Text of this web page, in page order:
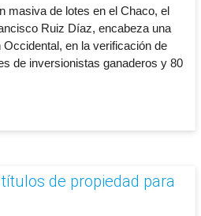
masiva de lotes en el Chaco, el
Ruiz Díaz, encabeza una
en la verificación de
de inversionistas ganaderos y 80
de propiedad para